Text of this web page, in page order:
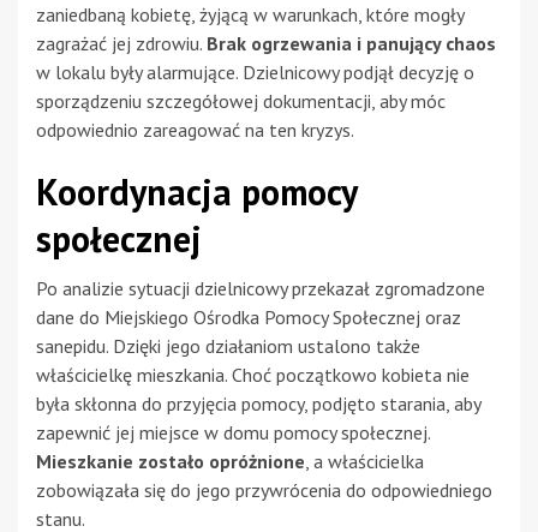
zaniedbaną kobietę, żyjącą w warunkach, które mogły
zagrażać jej zdrowiu. Brak ogrzewania i panujący chaos
w lokalu były alarmujące. Dzielnicowy podjął decyzję o
sporządzeniu szczegółowej dokumentacji, aby móc
odpowiednio zareagować na ten kryzys.
Koordynacja pomocy
społecznej
Po analizie sytuacji dzielnicowy przekazał zgromadzone
dane do Miejskiego Ośrodka Pomocy Społecznej oraz
sanepidu. Dzięki jego działaniom ustalono także
właścicielkę mieszkania. Choć początkowo kobieta nie
była skłonna do przyjęcia pomocy, podjęto starania, aby
zapewnić jej miejsce w domu pomocy społecznej.
Mieszkanie zostało opróżnione , a właścicielka
zobowiązała się do jego przywrócenia do odpowiedniego
stanu.